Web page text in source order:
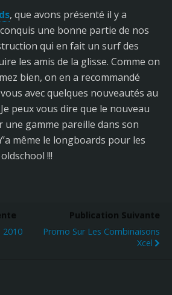
, que avons présenté il y a
une bonne partie de nos
qui en fait un surf des
les amis de la glisse. Comme on
bien, on en a recommandé
avec quelques nouveautés au
peux vous dire que le nouveau
une gamme pareille dans son
même le longboards pour les
!!!
2010
Publication Suivante
Promo Sur Les Combinaisons
Xcel